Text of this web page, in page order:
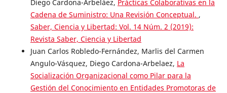
Diego Cardona-Arbeláez, Prácticas Colaborativas en la
Cadena de Suministro: Una Revisión Conceptual. ,
Saber, Ciencia y Libertad: Vol. 14 Núm. 2 (2019):
Revista Saber, Ciencia y Libertad
Juan Carlos Robledo-Fernández, Marlis del Carmen
Angulo-Vásquez, Diego Cardona-Arbelaez, La
Socialización Organizacional como Pilar para la
Gestión del Conocimiento en Entidades Promotoras de